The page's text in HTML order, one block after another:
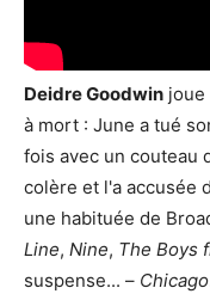
Deidre Goodwin joue
à mort : June a tué
fois avec un couteau
colère et l'a accusée
une habituée de
Line, Nine, The Boys
suspense... – Chicago